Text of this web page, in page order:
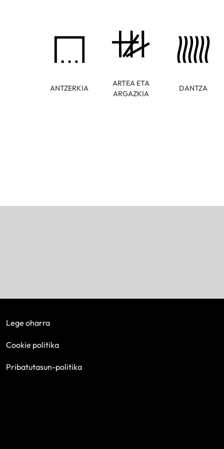
ANTZERKIA
ARTEA ETA
ARGAZKIA
DANTZA
Lege oharra
Cookie politika
Pribatutasun-politika